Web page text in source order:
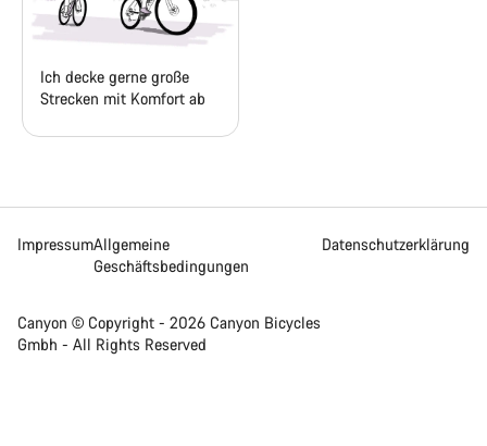
Ich decke gerne große
Strecken mit Komfort ab
ImpressumAllgemeine
Geschäftsbedingungen
Datenschutzerklärung
Canyon © Copyright - 2026 Canyon Bicycles
Gmbh - All Rights Reserved
Benötigst du Hilfe?
Unsere Experten stehen dir jetzt im Chat zur Verfügung.
Chat starten